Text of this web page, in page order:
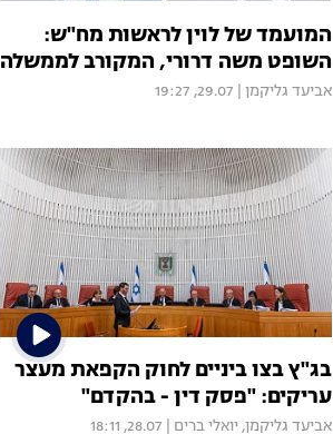
המועמד של לוין לראשות מח"ש:
השופט משה דרורי, המקורב לממשלה
אביעד גליקמן 29.07, 19:27
בג"ץ בצו ביניים לחוק הקפאת מעצר
עריקים: "פסק דין - בהקדם"
אביעד גליקמן, יואלי ברים 28.07, 18:11